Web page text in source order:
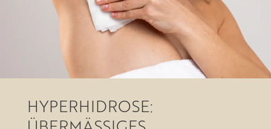
HYPERHIDROSE: